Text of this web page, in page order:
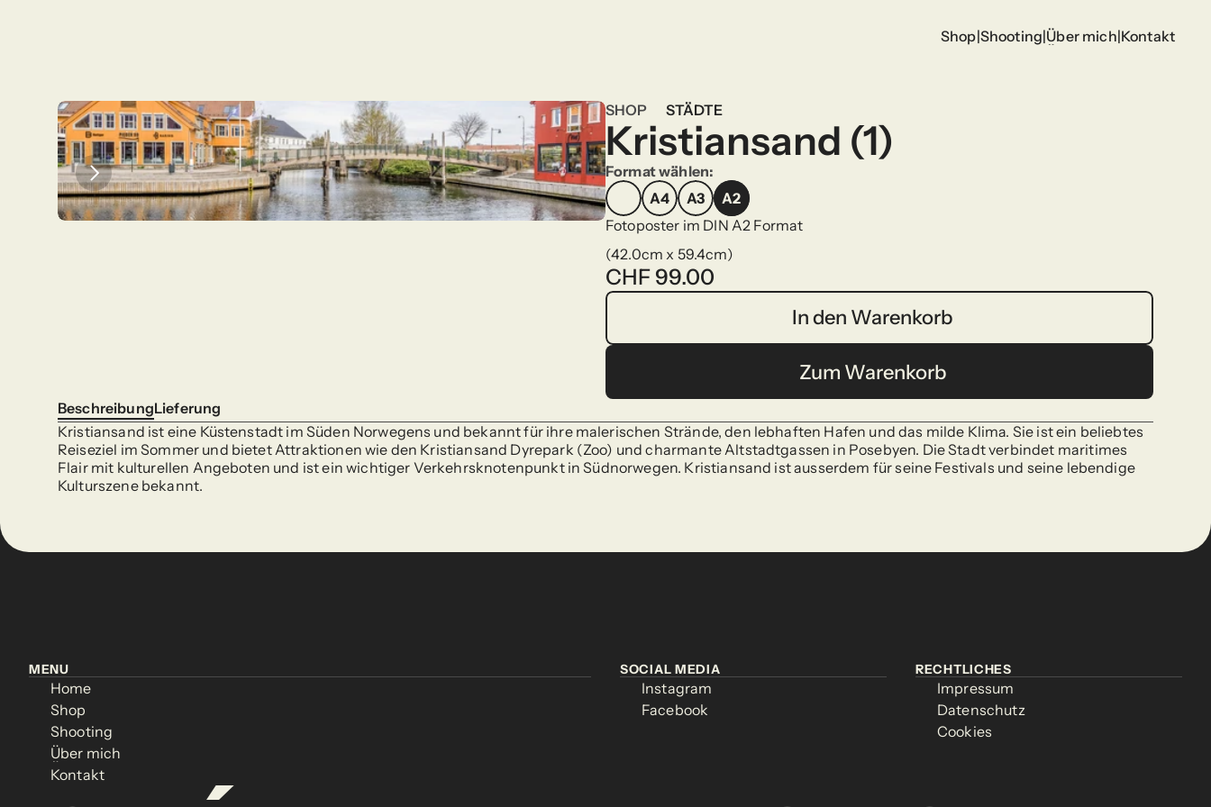
Shop|Shooting|Über mich|Kontakt
SHOP
SHOP
STÄDTE
Kristiansand (1)
Format wählen:
A4
A4
A3
A3
A2
A2
Fotoposter im DIN A2 Format
(42.0cm x 59.4cm)
CHF 99.00
In den Warenkorb
In den Warenkorb
Zum Warenkorb
Zum Warenkorb
Beschreibung
Beschreibung
Lieferung
Lieferung
Kristiansand ist eine Küstenstadt im Süden Norwegens und bekannt für ihre malerischen Strände, den lebhaften Hafen und das milde Klima. Sie ist ein beliebtes
Reiseziel im Sommer und bietet Attraktionen wie den Kristiansand Dyrepark (Zoo) und charmante Altstadtgassen in Posebyen. Die Stadt verbindet maritimes
Flair mit kulturellen Angeboten und ist ein wichtiger Verkehrsknotenpunkt in Südnorwegen. Kristiansand ist ausserdem für seine Festivals und seine lebendige
Kulturszene bekannt.
MENU
Home
Home
Shop
Shop
Shooting
Shooting
Über mich
Über mich
Kontakt
SOCIAL MEDIA
Instagram
Instagram
Facebook
RECHTLICHES
Impressum
Impressum
Datenschutz
Datenschutz
MENU
Home
Home
Shop
Shop
Shooting
Shooting
Über mich
Über mich
Kontakt
SOCIAL MEDIA
Instagram
Instagram
Facebook
RECHTLICHES
Impressum
Impressum
Datenschutz
Datenschutz
Cookies